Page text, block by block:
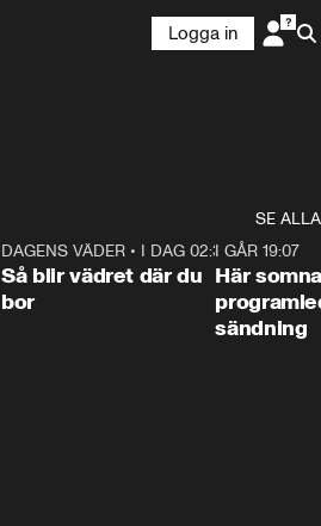
Logga in
SE ALLA
1:06
DAGENS VÄDER • I DAG 02:30
Så blir vädret där du
bor
I GÅR 19:07
Här
sändning